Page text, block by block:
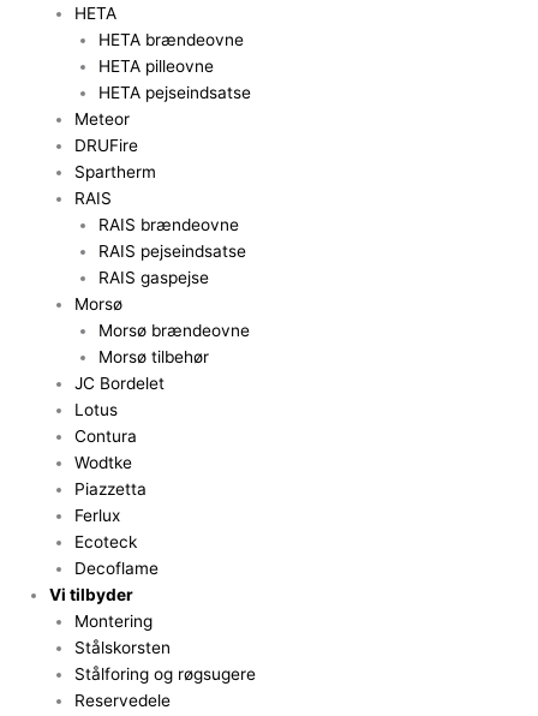
HETA
HETA brændeovne
HETA pilleovne
HETA pejseindsatse
Meteor
DRUFire
Spartherm
RAIS
RAIS brændeovne
RAIS pejseindsatse
RAIS gaspejse
Morsø
Morsø brændeovne
Morsø tilbehør
JC Bordelet
Lotus
Contura
Wodtke
Piazzetta
Ferlux
Ecoteck
Decoflame
Vi tilbyder
Montering
Stålskorsten
Stålforing og røgsugere
Reservedele